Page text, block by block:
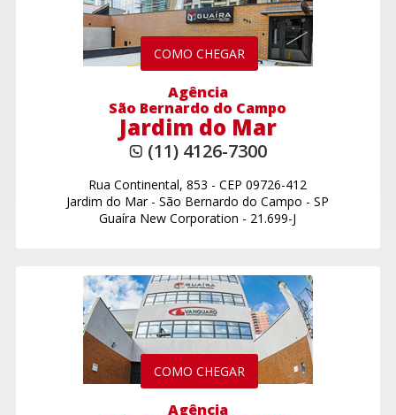
COMO CHEGAR
Agência
São Bernardo do Campo
Jardim do Mar
(11) 4126-7300
Rua Continental, 853 -CEP 09726-412
Jardim do Mar-São Bernardo do Campo - SP
Guaíra New Corporation - 21.699-J
COMO CHEGAR
Agência